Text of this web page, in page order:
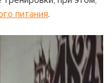
питания.